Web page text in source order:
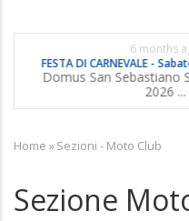
6 months
FESTA DI CARNEVALE -
Domus San Sebastiano
2026 ...
Breadcrumb
Home »Sezioni - Moto Club
Sezione